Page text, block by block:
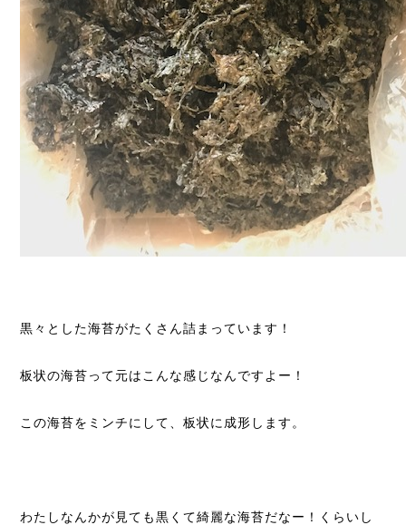
黒々とした海苔がたくさん詰まっています！
板状の海苔って元はこんな感じなんですよー！
この海苔をミンチにして、板状に成形します。
わたしなんかが見ても黒くて綺麗な海苔だなー！くらいし